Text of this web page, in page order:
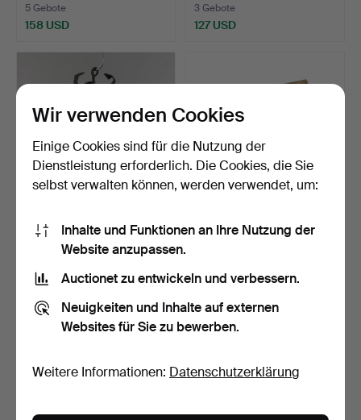
5 Gebote
158 USD
3 Gebote
127 USD
FLEISCHKRONE, 18./19.
Jahrhundert, geschmi…
13 Gebote
GÄSTABUDSKNIV, 18.
13 Gebote
Wir verwenden Cookies
Einige Cookies sind für die Nutzung der
Dienstleistung erforderlich. Die Cookies, die Sie
selbst verwalten können, werden verwendet, um:
Inhalte und Funktionen an Ihre Nutzung der
Website anzupassen.
Auctionet zu entwickeln und verbessern.
Neuigkeiten und Inhalte auf externen
Websites für Sie zu bewerben.
Weitere Informationen: Datenschutzerklärung